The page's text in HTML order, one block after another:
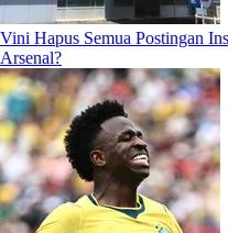
Vini Hapus Semua Postingan
Arsenal?